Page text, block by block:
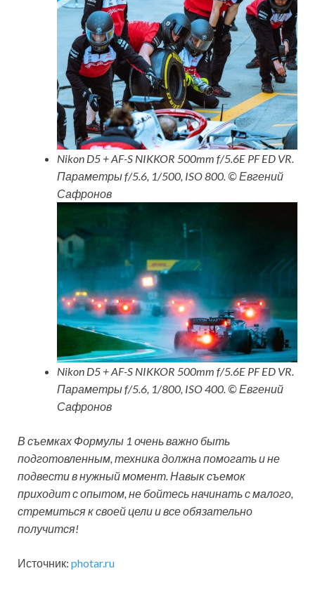
Nikon D5 + AF-S NIKKOR 500mm f/5.6E PF ED VR.
Параметры f/5.6, 1/500, ISO 800. © Евгений
Сафронов
Nikon D5 + AF-S NIKKOR 500mm f/5.6E PF ED VR.
Параметры f/5.6, 1/800, ISO 400. © Евгений
Сафронов
В съемках Формулы 1 очень важно быть
подготовленным, техника должна помогать и не
подвести в нужный момент. Навык съемок
приходит с опытом, не бойтесь начинать с малого,
стремиться к своей цели и все обязательно
получится!
Источник: photar.ru